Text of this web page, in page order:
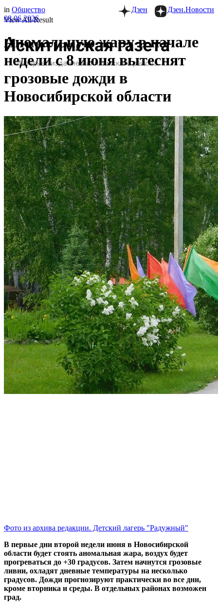
View All Result
Дзен.Новости
Дзен
in Общество
08.06.2026
Аномальную жару в начале
недели с 8 июня вытеснят
грозовые дожди в
Новосибирской области
Фото из архива редакции. Детский лагерь "Радужный"
В первые дни второй недели июня в Новосибирской
области будет стоять аномальная жара, воздух будет
прогреваться до +30 градусов. Затем начнутся грозовые
ливни, охладят дневные температуры на несколько
градусов. Дожди прогнозируют практически во все дни,
кроме вторника и среды. В отдельных районах возможен
град.